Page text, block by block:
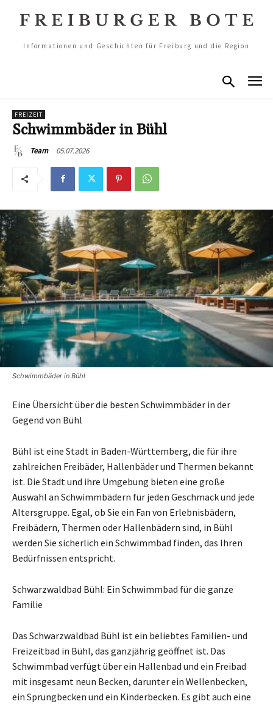
Informationen und Geschichten für Freiburg und die Region
FREIZEIT
Schwimmbäder in Bühl
Team 05.07.2026
Schwimmbäder in Bühl
Eine Übersicht über die besten Schwimmbäder in der
Gegend von Bühl
Bühl ist eine Stadt in Baden-Württemberg, die für ihre
zahlreichen Freibäder, Hallenbäder und Thermen bekannt
ist. Die Stadt und ihre Umgebung bieten eine große
Auswahl an Schwimmbädern für jeden Geschmack und jede
Altersgruppe. Egal, ob Sie ein Fan von Erlebnisbädern,
Freibädern, Thermen oder Hallenbädern sind, in Bühl
werden Sie sicherlich ein Schwimmbad finden, das Ihren
Bedürfnissen entspricht.
Schwarzwaldbad Bühl: Ein Schwimmbad für die ganze
Familie
Das Schwarzwaldbad Bühl ist ein beliebtes Familien- und
Freizeitbad in Bühl, das ganzjährig geöffnet ist. Das
Schwimmbad verfügt über ein Hallenbad und ein Freibad
mit insgesamt neun Becken, darunter ein Wellenbecken,
ein Sprungbecken und ein Kinderbecken. Es gibt auch eine